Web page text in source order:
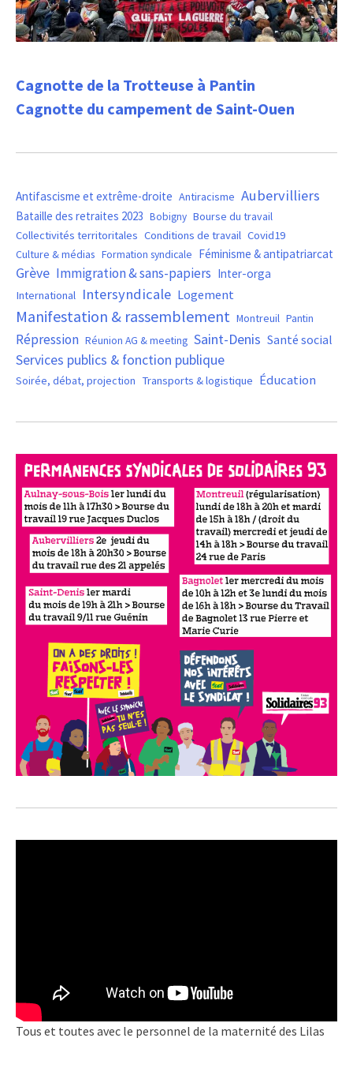
Cagnotte de la Trotteuse à Pantin
Cagnotte du campement de Saint-Ouen
Antifascisme et extrême-droite Antiracisme Aubervilliers
Bataille des retraites 2023 Bobigny Bourse du travail
Collectivités territoritales Conditions de travail Covid19
Culture & médias Formation syndicale Féminisme & antipatriarcat
Grève Immigration & sans-papiers Inter-orga
International Intersyndicale Logement
Manifestation & rassemblement Montreuil Pantin
Répression Réunion AG & meeting Saint-Denis Santé social
Services publics & fonction publique
Soirée, débat, projection Transports & logistique Éducation
Tous et toutes avec le personnel de la maternité des Lilas